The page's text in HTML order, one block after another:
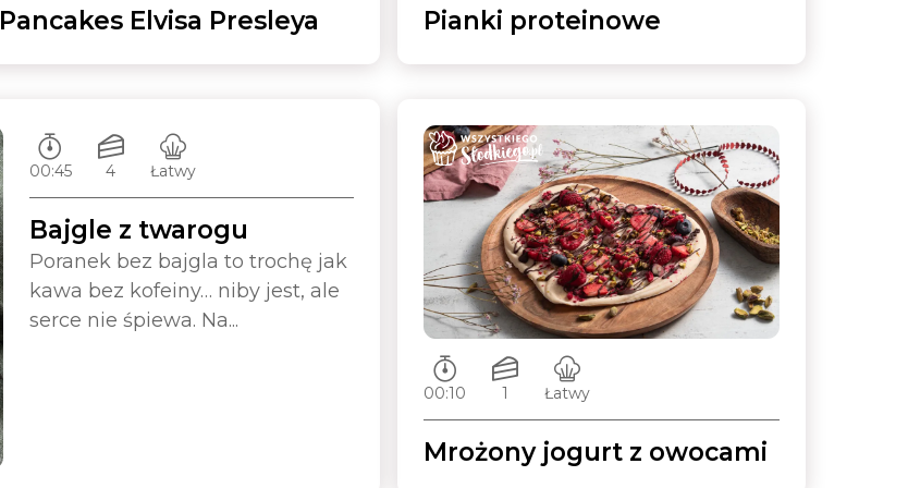
Pancakes Elvisa Presleya Pianki proteinowe
Czas przygotowywania:
00:45
Ilość porcji:
4
Poziom trudności:
Łatwy
Bajgle z twarogu
Poranek bez bajgla to trochę jak
kawa bez kofeiny… niby jest, ale
serce nie śpiewa. Na...
Czas przygotowywania:
00:10
Ilość porcji:
1
Poziom trudności:
Łatwy
Mrożony jogurt z owocami